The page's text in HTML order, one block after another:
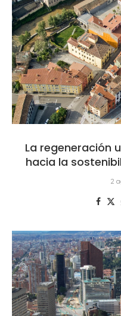
La regeneración
hacia la
2